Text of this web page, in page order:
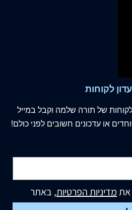
לקוחות
של תורה שלמה וקבל במייל
או עדכונים חשובים לפני כולם!
אתמדיניות הפרטיות, באתר